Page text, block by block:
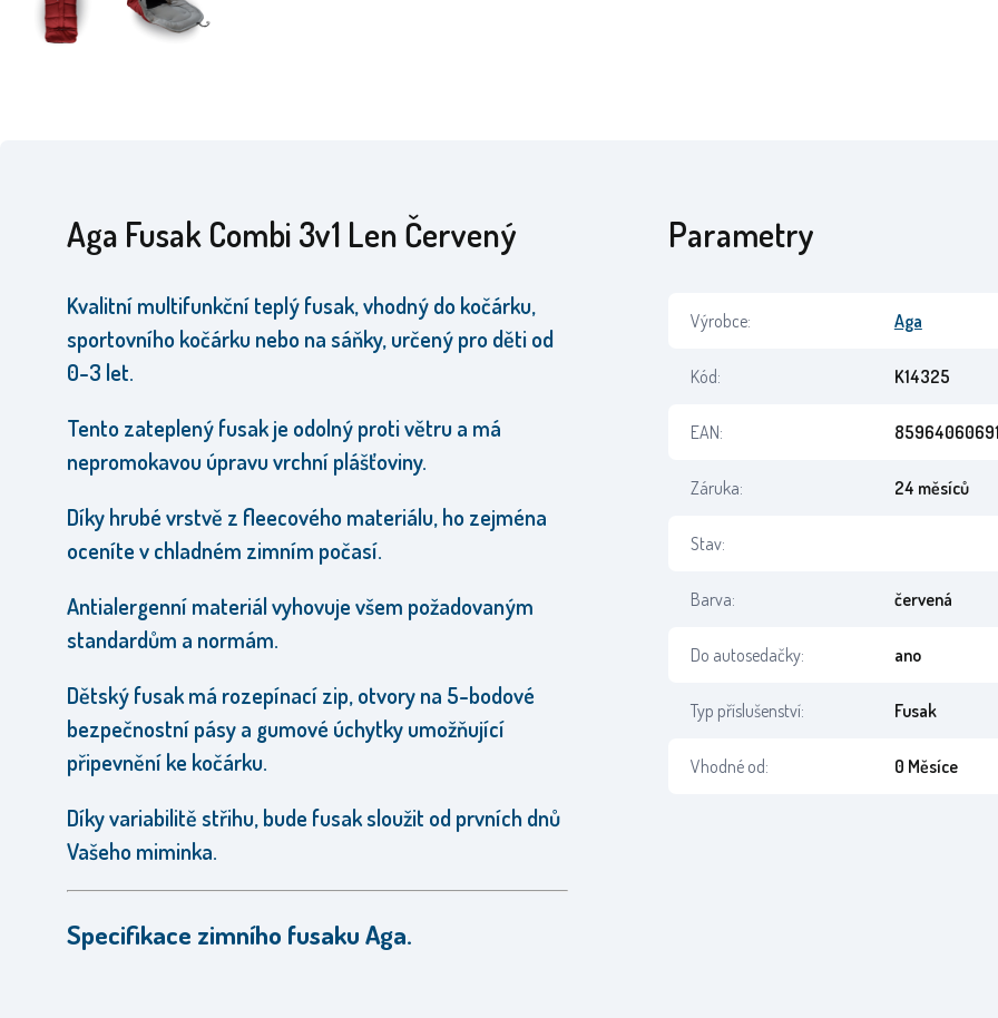
Aga Fusak Combi 3v1 Len Červený
Kvalitní multifunkční teplý fusak, vhodný do kočárku,
sportovního kočárku nebo na sáňky, určený pro děti od
0-3 let.
Tento zateplený fusak je odolný proti větru a má
nepromokavou úpravu vrchní plášťoviny.
Díky hrubé vrstvě z fleecového materiálu, ho zejména
oceníte v chladném zimním počasí.
Antialergenní materiál vyhovuje všem požadovaným
standardům a normám.
Dětský fusak má rozepínací zip,otvory na 5-bodové
bezpečnostní pásy a gumové úchytky umožňující
připevnění ke kočárku.
Díky variabilitě střihu, bude fusak sloužit od prvních dnů
Vašeho miminka.
Specifikace zimního fusaku Aga.
Parametry
Výrobce: Aga
Kód: K14325
EAN:
Záruka: 24 měsíců
Stav:
Barva: červená
Do autosedačky: ano
Typ příslušenství: Fusak
Vhodné od: 0 Měsíce